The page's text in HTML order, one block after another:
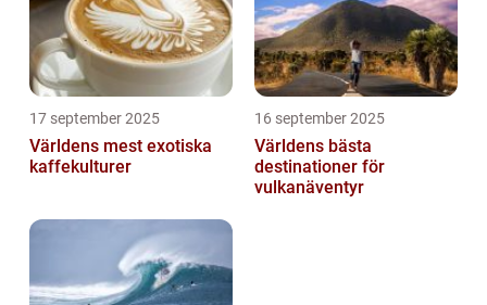
17 september 2025
Världens mest exotiska
kaffekulturer
16 september 2025
Världens bästa
destinationer för
vulkanäventyr